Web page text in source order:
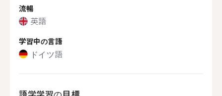
流暢
英語
学習中の言語
ドイツ語
語学学習の目標